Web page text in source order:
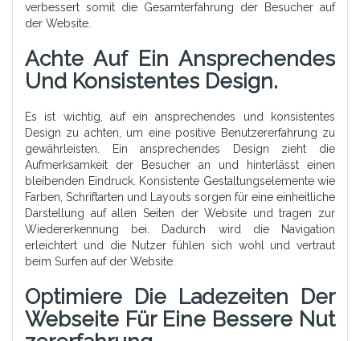
verbessert somit die Gesamterfahrung der Besucher auf
der Website.
Achte Auf Ein Ansprechendes
Und Konsistentes Design.
Es ist wichtig, auf ein ansprechendes und konsistentes
Design zu achten, um eine positive Benutzererfahrung zu
gewährleisten. Ein ansprechendes Design zieht die
Aufmerksamkeit der Besucher an und hinterlässt einen
bleibenden Eindruck. Konsistente Gestaltungselemente wie
Farben, Schriftarten und Layouts sorgen für eine einheitliche
Darstellung auf allen Seiten der Website und tragen zur
Wiedererkennung bei. Dadurch wird die Navigation
erleichtert und die Nutzer fühlen sich wohl und vertraut
beim Surfen auf der Website.
Optimiere Die Ladezeiten Der
Webseite Für Eine Bessere Nut